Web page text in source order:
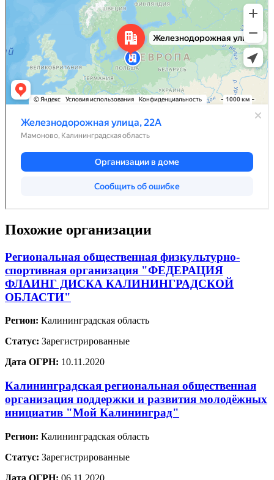
Похожие организации
Региональная общественная физкультурно-
спортивная организация "ФЕДЕРАЦИЯ
ФЛАИНГ ДИСКА КАЛИНИНГРАДСКОЙ
ОБЛАСТИ"
Регион: Калининградская область
Статус: Зарегистрированные
Дата ОГРН: 10.11.2020
Калининградская региональная общественная
организация поддержки и развития молодёжных
инициатив "Мой Калининград"
Регион: Калининградская область
Статус: Зарегистрированные
Дата ОГРН: 06.11.2020